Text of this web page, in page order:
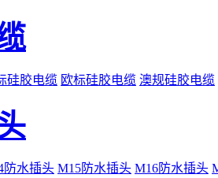
硅胶电缆 欧标硅胶电缆 澳规硅胶电缆
防水插头 M15防水插头 M16防水插头